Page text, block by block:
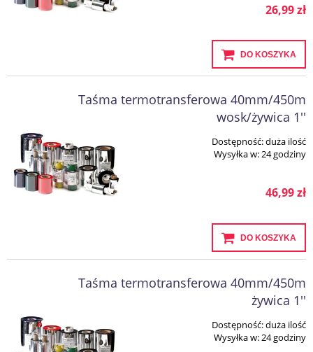
26,99 zł
DO KOSZYKA
Taśma termotransferowa 40mm/450m
wosk/żywica 1''
Dostępność:duża ilość
Wysyłka w:24 godziny
46,99 zł
DO KOSZYKA
Taśma termotransferowa 40mm/450m
żywica 1''
Dostępność:duża ilość
Wysyłka w: 24 godziny